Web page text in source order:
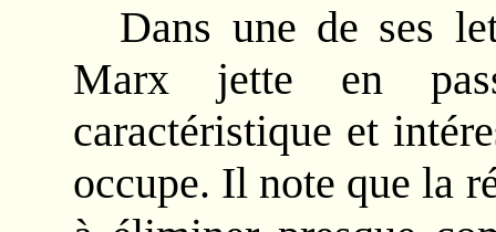
Dans une de ses
Marx jette en
caractéristique et
occupe. Il note que la